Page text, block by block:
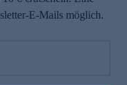
E-Mails möglich.